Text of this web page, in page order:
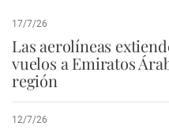
17/7/26
Las aerolíneas
vuelos a Emiratos
región
12/7/26